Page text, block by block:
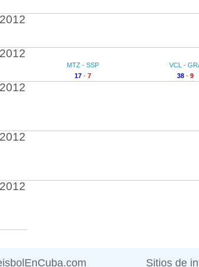
MTZ - SSP
17 - 7
VCL -
38 - 9
Sitios de